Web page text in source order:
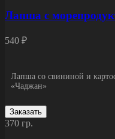
Лапша с
540 ₽
Лапша со свининой и
«Чаджан»
Заказать
370 гр.